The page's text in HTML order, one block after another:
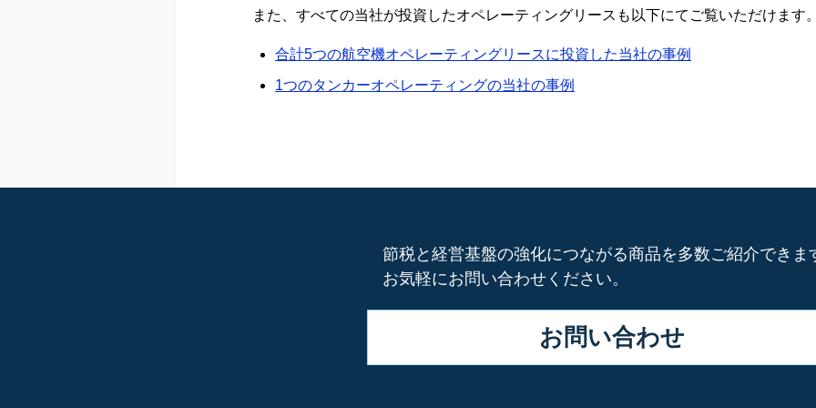
また、すべての当社が投資したオペレーティングリースも以下にてご覧いただけます
合計5つの航空機オペレーティングリースに投資した当社の事例
1つのタンカーオペレーティングの当社の事例
節税と経営基盤の強化につながる商品を多数ご紹介できま
お気軽にお問い合わせください。
お問い合わせ